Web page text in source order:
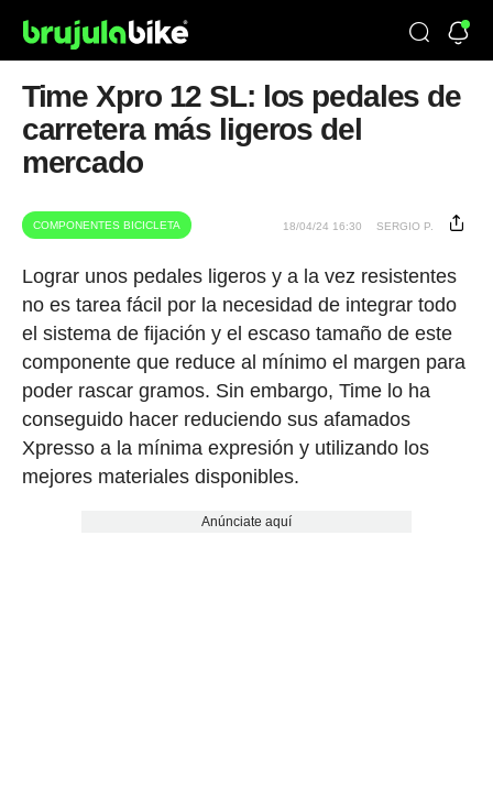
Time Xpro 12 SL: los pedales de
carretera más ligeros del
mercado
COMPONENTES BICICLETA 18/04/24 16:30 SERGIO P.
Lograr unos pedales ligeros y a la vez resistentes
no es tarea fácil por la necesidad de integrar todo
el sistema de fijación y el escaso tamaño de este
componente que reduce al mínimo el margen para
poder rascar gramos. Sin embargo, Time lo ha
conseguido hacer reduciendo sus afamados
Xpresso a la mínima expresión y utilizando los
mejores materiales disponibles.
Anúnciate aquí